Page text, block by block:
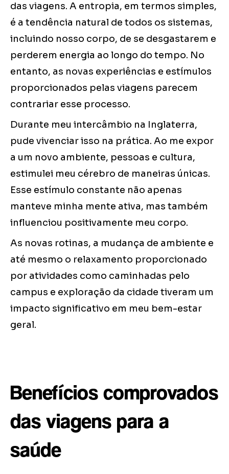
das viagens. A entropia, em termos simples,
é a tendência natural de todos os sistemas,
incluindo nosso corpo, de se desgastarem e
perderem energia ao longo do tempo. No
entanto, as novas experiências e estímulos
proporcionados pelas viagens parecem
contrariar esse processo.
Durante meu intercâmbio na Inglaterra,
pude vivenciar isso na prática. Ao me expor
a um novo ambiente, pessoas e cultura,
estimulei meu cérebro de maneiras únicas.
Esse estímulo constante não apenas
manteve minha mente ativa, mas também
influenciou positivamente meu corpo.
As novas rotinas, a mudança de ambiente e
até mesmo o relaxamento proporcionado
por atividades como caminhadas pelo
campus e exploração da cidade tiveram um
impacto significativo em meu bem-estar
geral.
Benefícios comprovados
das viagens para a
saúde